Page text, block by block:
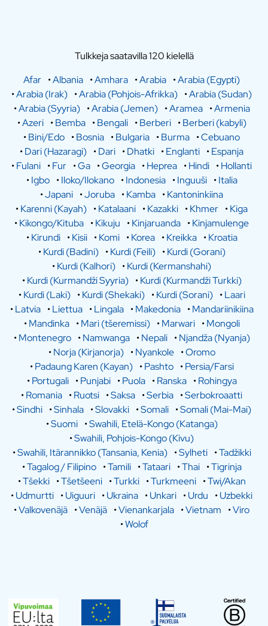
Tulkkeja saatavilla 120 kielellä
Afar •Albania •Amhara •Arabia •Arabia (Egypti)
•Arabia (Irak) •Arabia (Pohjois-Afrikka) •Arabia (Sudan)
•Arabia (Syyria) •Arabia (Jemen) •Aramea •Armenia
•Azeri •Bemba •Bengali •Berberi •Berberi (kabyli)
•Bini/Edo •Bosnia •Bulgaria •Burma •Cebuano
•Dari (Hazaragi) •Dari •Dhatki •Englanti •Espanja
•Fulani •Fur •Ga •Georgia •Heprea •Hindi •Hollanti
•Igbo •Iloko/Ilokano •Indonesia •Inguuši •Italia
•Japani •Joruba •Kamba •Kantoninkiina
•Karenni (Kayah) •Katalaani •Kazakki •Khmer •Kiga
•Kikongo/Kituba •Kikuju •Kinjaruanda •Kinjamulenge
•Kirundi •Kisii •Komi •Korea •Kreikka •Kroatia
•Kurdi (Badini) •Kurdi (Feili) •Kurdi (Gorani)
•Kurdi (Kalhori) •Kurdi (Kermanshahi)
•Kurdi (Kurmandži Syyria) •Kurdi (Kurmandži Turkki)
•Kurdi (Laki) •Kurdi (Shekaki) •Kurdi (Sorani) •Laari
•Latvia •Liettua •Lingala •Makedonia •Mandariinikiina
•Mandinka •Mari (tšeremissi) •Marwari •Mongoli
•Montenegro •Namwanga •Nepali •Njandža (Nyanja)
•Norja (Kirjanorja) •Nyankole •Oromo
•Padaung Karen (Kayan) •Pashto •Persia/Farsi
•Portugali •Punjabi •Puola •Ranska •Rohingya
•Romania •Ruotsi •Saksa •Serbia •Serbokroaatti
•Sindhi •Sinhala •Slovakki •Somali •Somali (Mai-Mai)
•Suomi •Swahili, Etelä-Kongo (Katanga)
•Swahili, Pohjois-Kongo (Kivu)
•Swahili, Itärannikko (Tansania, Kenia) •Sylheti •Tadžikki
•Tagalog / Filipino •Tamili •Tataari •Thai •Tigrinja
•Tšekki •Tšetšeeni •Turkki •Turkmeeni •Twi/Akan
•Udmurtti •Uiguuri •Ukraina •Unkari •Urdu •Uzbekki
•Valkovenäjä •Venäjä •Vienankarjala •Vietnam •Viro
•Wolof